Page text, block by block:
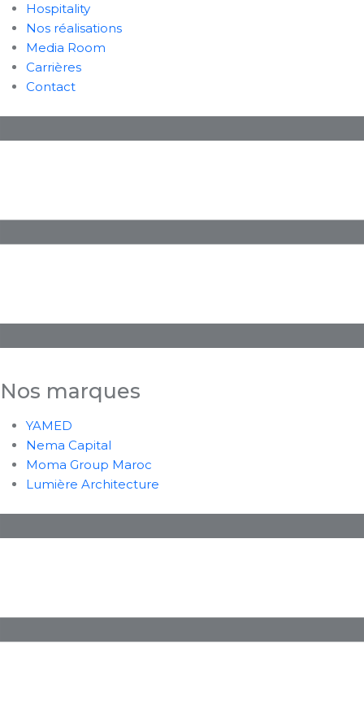
Hospitality
Nos réalisations
Media Room
Carrières
Contact
Nos marques
YAMED
Nema Capital
Moma Group Maroc
Lumière Architecture